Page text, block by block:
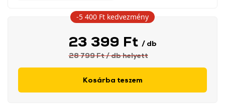
23 399 Ft / db
28 799 Ft/ dbhelyett
Kosárba teszem
-5 400 Ft kedvezmény